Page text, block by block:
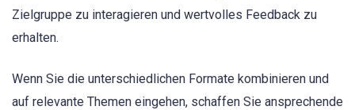
Zielgruppe zu interagieren und wertvolles Feedback zu
erhalten.
Wenn Sie die unterschiedlichen Formate kombinieren und
auf relevante Themen eingehen, schaffen Sie ansprechende